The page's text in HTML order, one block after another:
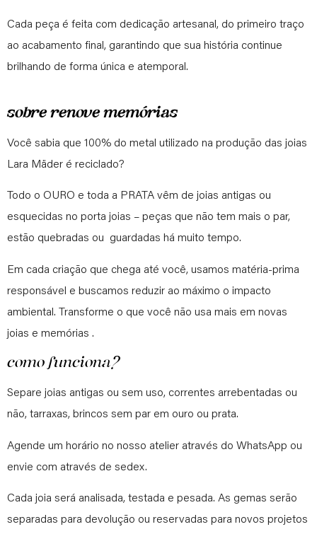
Cada peça é feita com dedicação artesanal, do primeiro traço
ao acabamento final, garantindo que sua história continue
brilhando de forma única e atemporal.
sobrerenove memórias
Você sabia que 100% do metal utilizado na produção das joias
Lara Mäder é reciclado?
Todo o OURO e toda a PRATA vêm de joias antigas ou
esquecidas no porta joias – peças que não tem mais o par,
estão quebradas ou guardadas há muito tempo.
Em cada criação que chega até você, usamos matéria-prima
responsável e buscamos reduzir ao máximo o impacto
ambiental. Transforme o que você não usa mais em novas
joias e memórias .
como funciona?
Separe joias antigas ou sem uso, correntes arrebentadas ou
não, tarraxas, brincos sem par em ouro ou prata.
Agende um horário no nosso atelier através do WhatsApp ou
envie com através de sedex.
Cada joia será analisada, testada e pesada. As gemas serão
separadas para devolução ou reservadas para novos projetos